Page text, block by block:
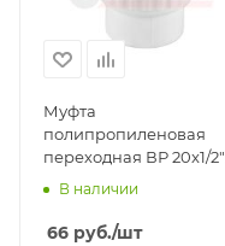
Муфта
полипропиленовая
переходная ВР 20x1/2"
Valfex, белая
В наличии
66 руб./шт